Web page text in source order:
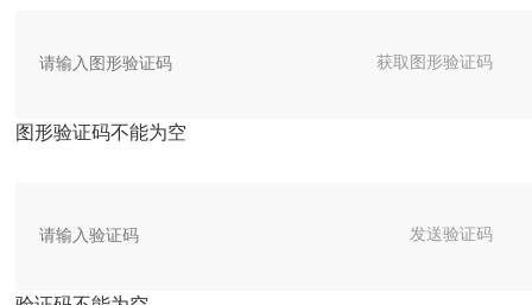
图形验证码不能为空
获取图形验证码
发送验证码